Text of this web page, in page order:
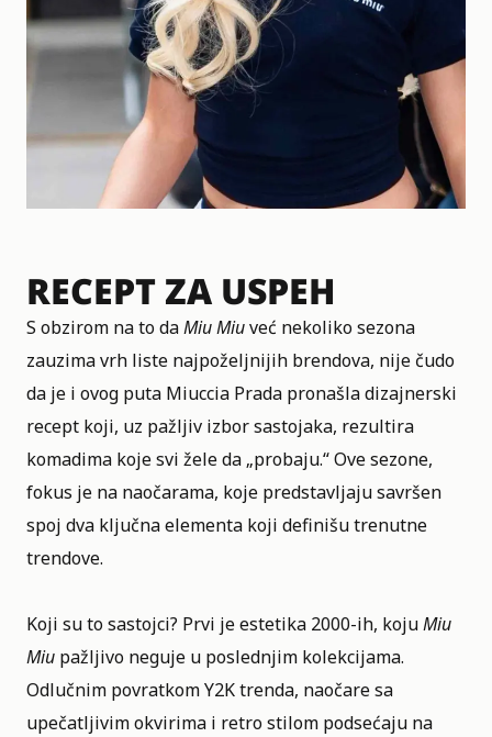
RECEPT ZA USPEH
S obzirom na to daMiu Miuveć nekoliko sezona
zauzima vrh liste najpoželjnijih brendova, nije čudo
da je i ovog puta Miuccia Prada pronašla dizajnerski
recept koji, uz pažljiv izbor sastojaka, rezultira
komadima koje svi žele da „probaju.“ Ove sezone,
fokus je na naočarama, koje predstavljaju savršen
spoj dva ključna elementa koji definišu trenutne
trendove.
Koji su to sastojci? Prvi je estetika 2000-ih, kojuMiu
Miu pažljivo neguje u poslednjim kolekcijama.
Odlučnim povratkom Y2K trenda, naočare sa
upečatljivim okvirima i retro stilom podsećaju na